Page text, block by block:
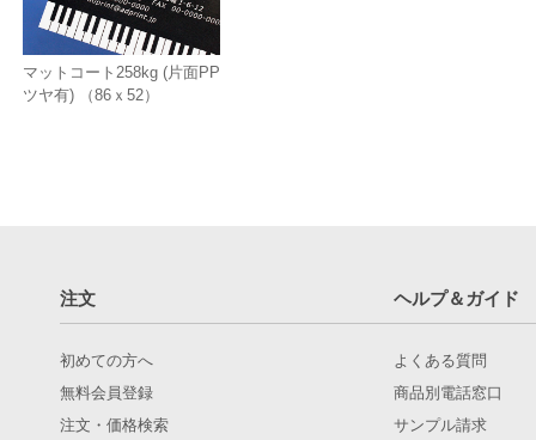
マットコート258kg (片面PP
ツヤ有) （86ｘ52）
注文 ヘルプ＆ガイド
初めての方へ
無料会員登録
注文・価格検索
よくある質問
商品別電話窓口
サンプル請求